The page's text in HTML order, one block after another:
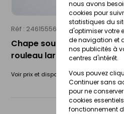
nous avons
cookies pour
statistiques du
d'optimiser votre
de navigation et
nos publicités à
centres d'intérêt.
Vous pouvez
Continuer sans
pour ne
cookies
fonctionnement
Réf : 24615556 SIPLAST
Chape souple de bitume
rouleau larg.1m long.8m
Voir prix et disponibilité en magasin